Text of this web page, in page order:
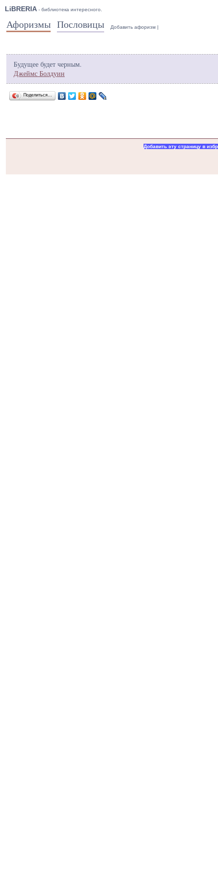
LiBRERIA - библиотека интересного.
Афоризмы Пословицы Добавить афоризм |
Будущее будет черным.
Джеймс Болдуин
Поделиться…
Добавить эту страницу в